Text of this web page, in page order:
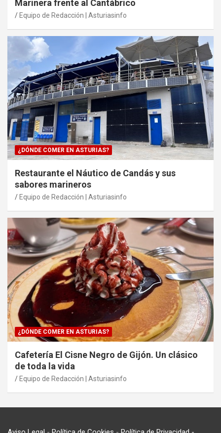
Marinera frente al Cantábrico
Equipo de Redacción | Asturiasinfo
¿DÓNDE COMER EN ASTURIAS?
Restaurante el Náutico de Candás y sus
sabores marineros
Equipo de Redacción | Asturiasinfo
¿DÓNDE COMER EN ASTURIAS?
Cafetería El Cisne Negro de Gijón. Un clásico
de toda la vida
Equipo de Redacción | Asturiasinfo